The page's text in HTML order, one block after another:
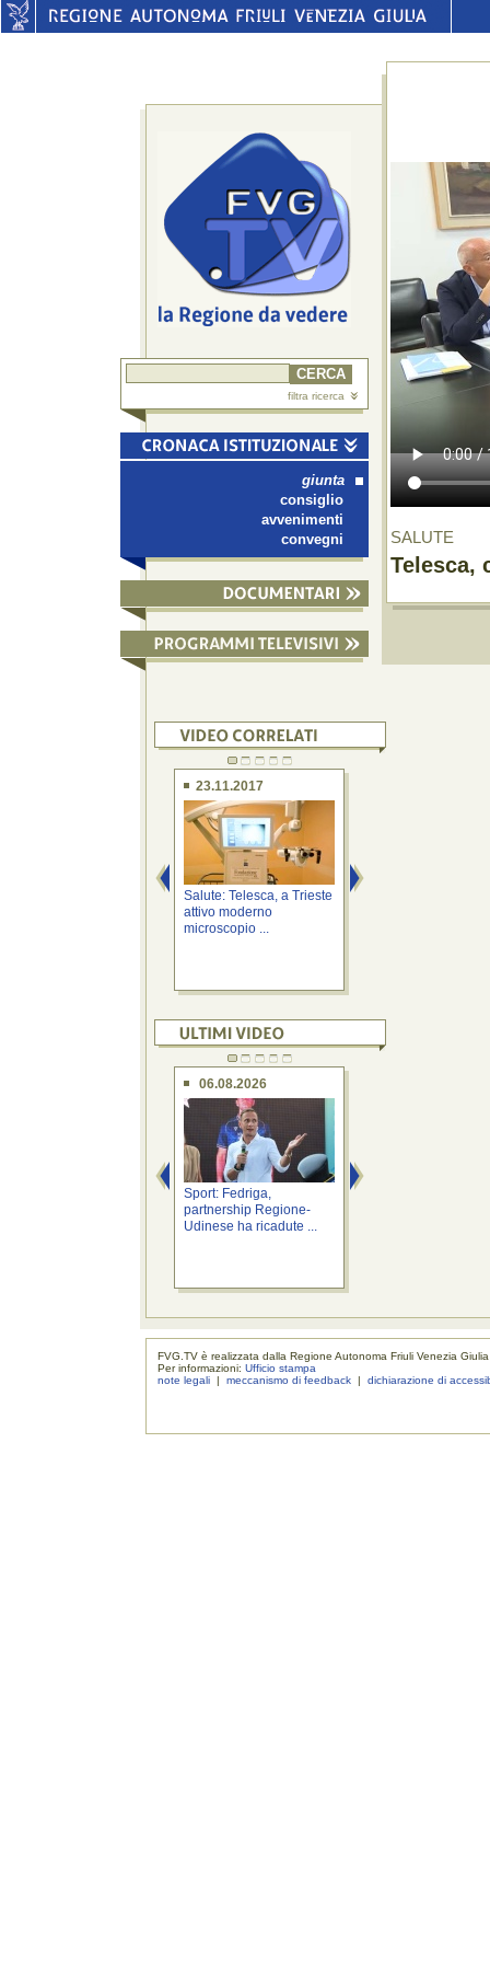
filtra ricerca
giunta
consiglio
avvenimenti
convegni
SALUTE
Telesca,
23.11.2017
Salute: Telesca, a Trieste
attivo moderno
microscopio ...
06.08.2026
Sport: Fedriga,
partnership Regione-
Udinese ha ricadute ...
FVG.TV è realizzata dalla Regione Autonoma Friuli Venezia Giulia
Per informazioni:Ufficio stampa
note legali |meccanismo di feedback |dichiarazione di